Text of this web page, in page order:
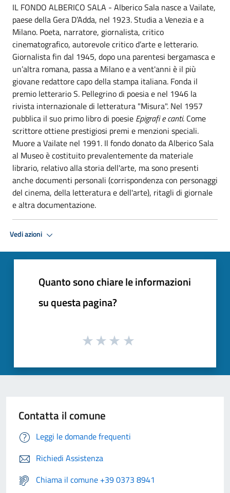
IL FONDO ALBERICO SALA - Alberico Sala nasce a Vailate,
paese della Gera D’Adda, nel 1923. Studia a Venezia e a
Milano. Poeta, narratore, giornalista, critico
cinematografico, autorevole critico d’arte e letterario.
Giornalista fin dal 1945, dopo una parentesi bergamasca e
un’altra romana, passa a Milano e a vent'anni è il più
giovane redattore capo della stampa italiana. Fonda il
premio letterario S. Pellegrino di poesia e nel 1946 la
rivista internazionale di letteratura "Misura". Nel 1957
pubblica il suo primo libro di poesie Epigrafi e canti. Come
scrittore ottiene prestigiosi premi e menzioni speciali.
Muore a Vailate nel 1991. Il fondo donato da Alberico Sala
al Museo è costituito prevalentemente da materiale
librario, relativo alla storia dell'arte, ma sono presenti
anche documenti personali (corrispondenza con personaggi
del cinema, della letteratura e dell'arte), ritagli di giornale
e altra documentazione.
Vedi azioni
Quanto sono chiare le informazioni
su questa pagina?
Contatta il comune
Leggi le domande frequenti
Richiedi Assistenza
Chiama il comune +39 0373 8941